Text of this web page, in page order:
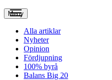
Meny
Alla artiklar
Nyheter
Opinion
Fördjupning
100% byrå
Balans Big 20